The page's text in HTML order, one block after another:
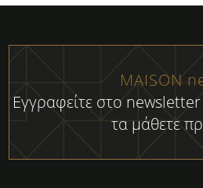
MAISON
Εγγραφείτε στο
τα μάθετε